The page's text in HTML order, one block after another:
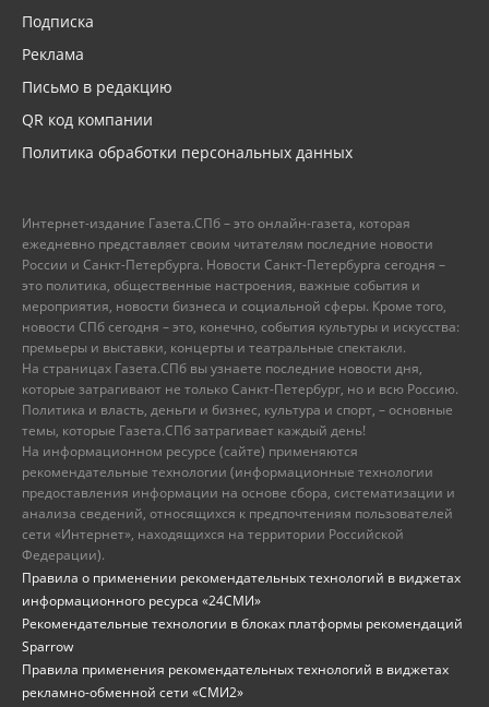
Подписка
Реклама
Письмо в редакцию
QR код компании
Политика обработки персональных данных
Интернет-издание Газета.СПб – это онлайн-газета, которая
ежедневно представляет своим читателям последние новости
России и Санкт-Петербурга. Новости Санкт-Петербурга сегодня –
это политика, общественные настроения, важные события и
мероприятия, новости бизнеса и социальной сферы. Кроме того,
новости СПб сегодня – это, конечно, события культуры и искусства:
премьеры и выставки, концерты и театральные спектакли.
На страницах Газета.СПб вы узнаете последние новости дня,
которые затрагивают не только Санкт-Петербург, но и всю Россию.
Политика и власть, деньги и бизнес, культура и спорт, – основные
темы, которые Газета.СПб затрагивает каждый день!
На информационном ресурсе (сайте) применяются
рекомендательные технологии (информационные технологии
предоставления информации на основе сбора, систематизации и
анализа сведений, относящихся к предпочтениям пользователей
сети «Интернет», находящихся на территории Российской
Федерации).
Правила о применении рекомендательных технологий в виджетах
информационного ресурса «24СМИ»
Рекомендательные технологии в блоках платформы рекомендаций
Sparrow
Правила применения рекомендательных технологий в виджетах
рекламно-обменной сети «СМИ2»